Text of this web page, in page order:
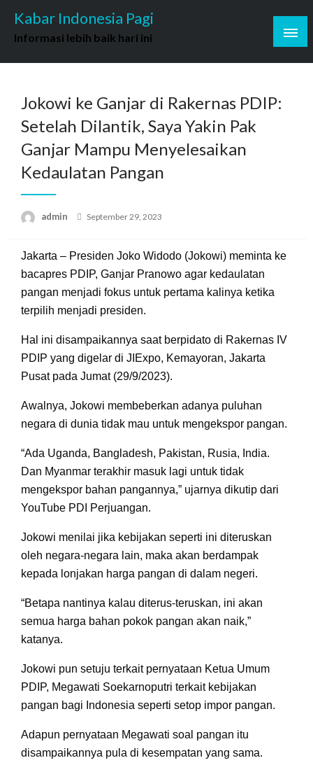
content
Kabar Indonesia Pagi
Informasi lebih baik hari ini
Jokowi ke Ganjar di Rakernas PDIP:
Setelah Dilantik, Saya Yakin Pak
Ganjar Mampu Menyelesaikan
Kedaulatan Pangan
admin
Posted
September 29, 2023
Jakarta – Presiden Joko Widodo (Jokowi) meminta ke
bacapres PDIP, Ganjar Pranowo agar kedaulatan
pangan menjadi fokus untuk pertama kalinya ketika
terpilih menjadi presiden.
Hal ini disampaikannya saat berpidato di Rakernas IV
PDIP yang digelar di JIExpo, Kemayoran, Jakarta
Pusat pada Jumat (29/9/2023).
Awalnya, Jokowi membeberkan adanya puluhan
negara di dunia tidak mau untuk mengekspor pangan.
“Ada Uganda, Bangladesh, Pakistan, Rusia, India.
Dan Myanmar terakhir masuk lagi untuk tidak
mengekspor bahan pangannya,” ujarnya dikutip dari
YouTube PDI Perjuangan.
Jokowi menilai jika kebijakan seperti ini diteruskan
oleh negara-negara lain, maka akan berdampak
kepada lonjakan harga pangan di dalam negeri.
“Betapa nantinya kalau diterus-teruskan, ini akan
semua harga bahan pokok pangan akan naik,”
katanya.
Jokowi pun setuju terkait pernyataan Ketua Umum
PDIP, Megawati Soekarnoputri terkait kebijakan
pangan bagi Indonesia seperti setop impor pangan.
Adapun pernyataan Megawati soal pangan itu
disampaikannya pula di kesempatan yang sama.